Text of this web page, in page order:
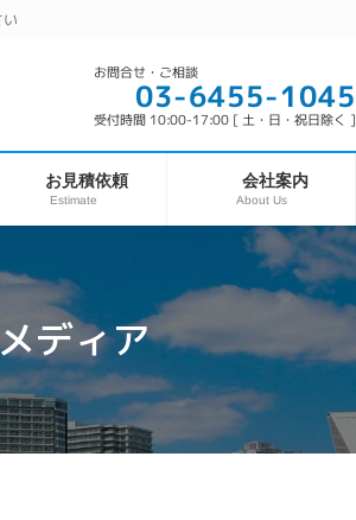
お問合せ・ご相談
03-6455-1045
受付時間 10:00-17:00 [ 土・日・祝日除く ]
お見積依頼
Estimate
会社案内
About Us
ディア